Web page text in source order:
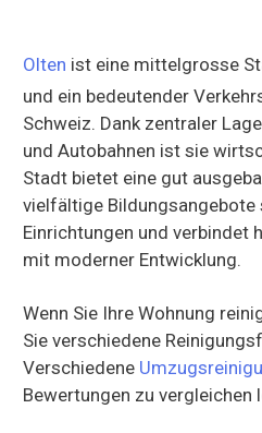
Olten ist eine mittelgrosse
und ein bedeutender
Schweiz. Dank zentraler
und Autobahnen ist sie
Stadt bietet eine gut
vielfältige Bildungsangebote
Einrichtungen und verbindet
mit moderner Entwicklung.
Wenn Sie Ihre Wohnung
Sie verschiedene
Verschiedene
Bewertungen zu vergleichen